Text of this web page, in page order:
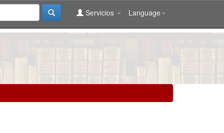
Language
Servicios